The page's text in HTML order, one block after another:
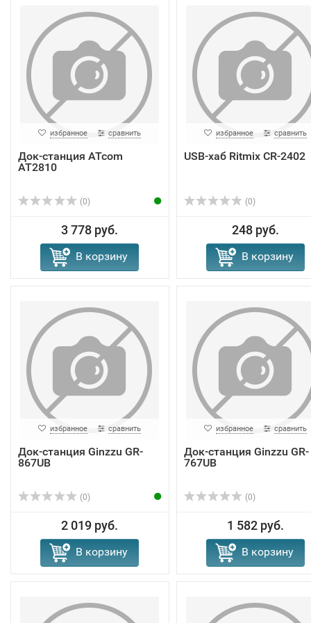
избранное сравнить
Док-станция ATcom
AT2810
(0)
3 778 руб.
В корзину
избранное сравнить
USB-хаб Ritmix CR-2402
(0)
248 руб.
В корзину
избранное сравнить
Док-станция Ginzzu GR-
867UB
(0)
2 019 руб.
В корзину
избранное сравнить
Док-станция Ginzzu GR-
767UB
(0)
1 582 руб.
В корзину